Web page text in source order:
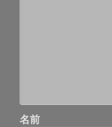
名前